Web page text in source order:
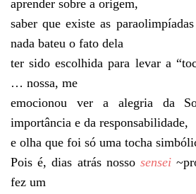
aprender sobre a origem,
saber que existe as
nada bateu o fato dela
ter sido escolhida para levar a
… nossa, me
emocionou ver a alegria da
importância e da responsabilidade,
e olha que foi só uma tocha
Pois é, dias atrás nossosensei
fez um